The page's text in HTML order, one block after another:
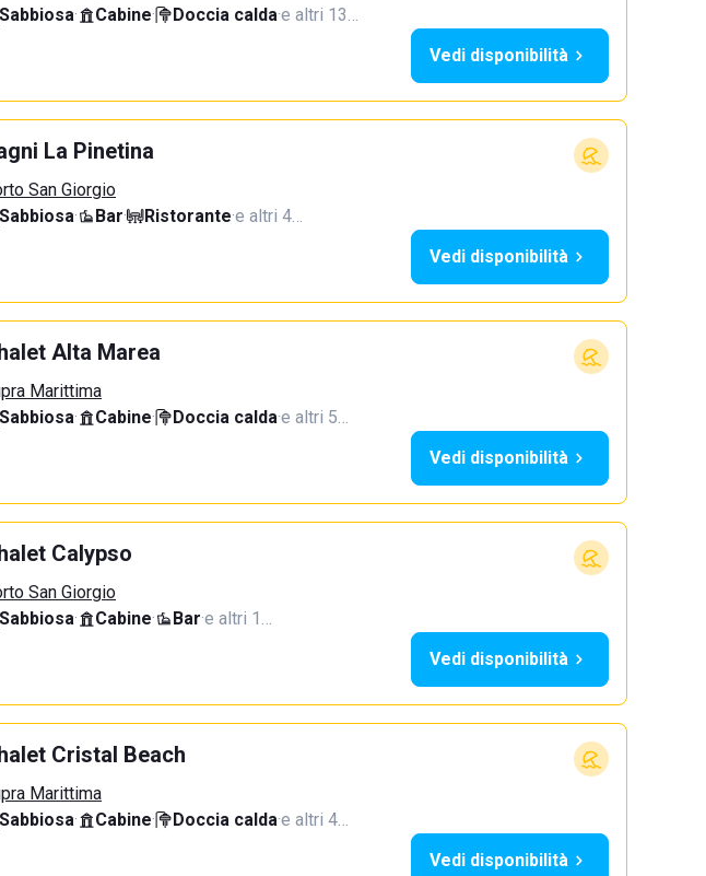
Sabbiosa· Cabine· Doccia calda·e altri 13…
Vedi disponibilità
La Pinetina
San Giorgio
Sabbiosa· Bar· Ristorante·e altri 4…
Vedi disponibilità
Alta Marea
Marittima
Sabbiosa· Cabine· Doccia calda·e altri 5…
Vedi disponibilità
Calypso
San Giorgio
Sabbiosa· Cabine· Bar·e altri 1…
Vedi disponibilità
Cristal Beach
Marittima
Sabbiosa· Cabine· Doccia calda·e altri 4…
Vedi disponibilità